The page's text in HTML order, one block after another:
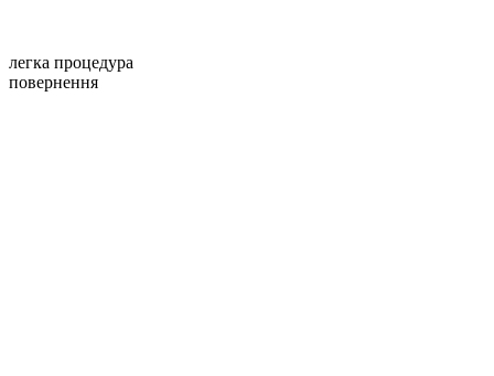
легка процедура
повернення